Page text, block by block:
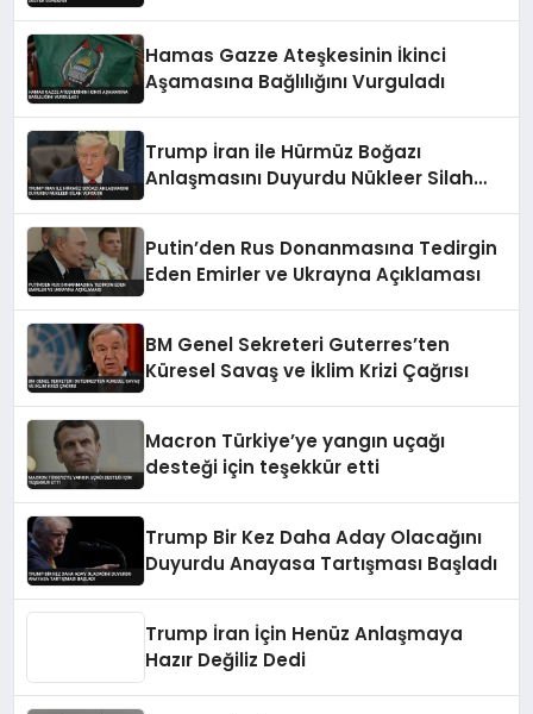
Hamas Gazze Ateşkesinin İkinci
Aşamasına Bağlılığını Vurguladı
Trump İran ile Hürmüz Boğazı
Anlaşmasını Duyurdu Nükleer Silah
Putin’den Rus Donanmasına Tedirgin
Eden Emirler ve Ukrayna Açıklaması
BM Genel Sekreteri Guterres’ten
Küresel Savaş ve İklim Krizi Çağrısı
Macron Türkiye’ye yangın uçağı
desteği için teşekkür etti
Trump Bir Kez Daha Aday Olacağını
Duyurdu Anayasa Tartışması Başladı
Trump İran İçin Henüz Anlaşmaya
Hazır Değiliz Dedi